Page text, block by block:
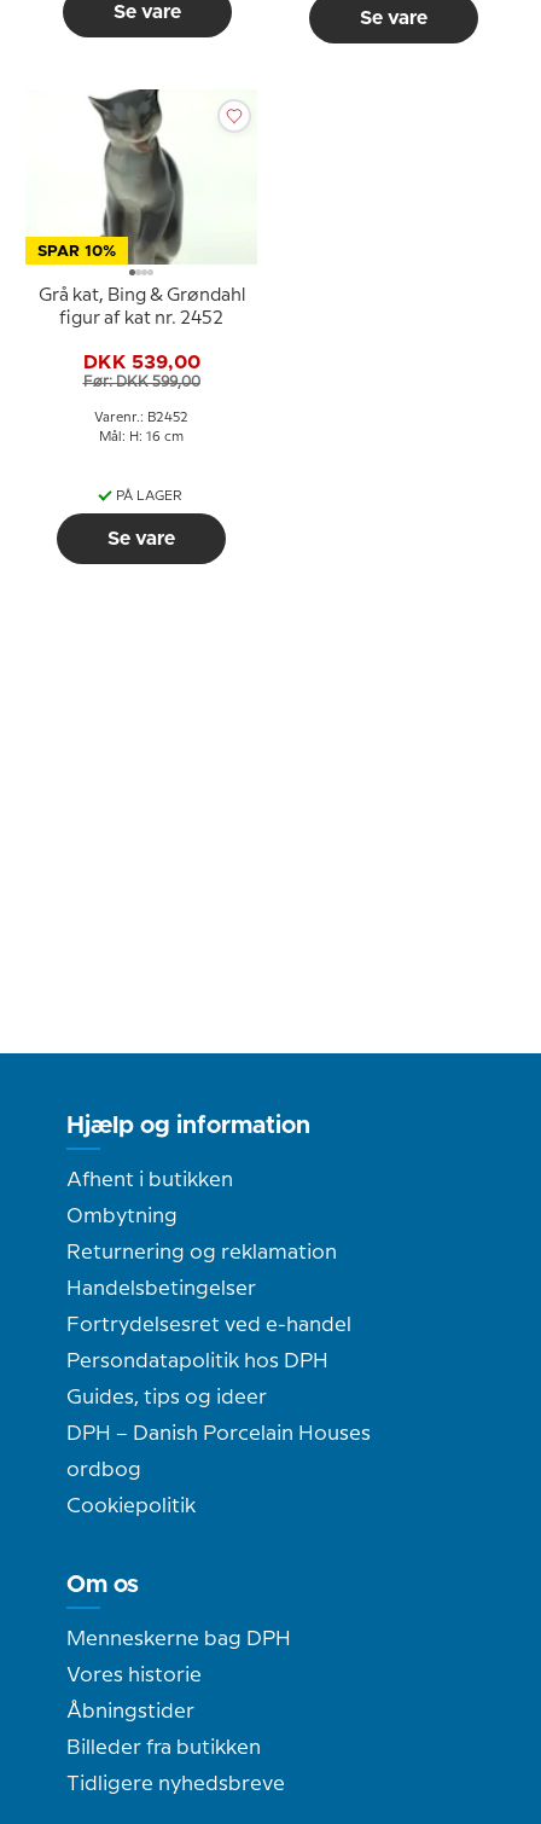
Se vare Se vare
SPAR 10%
Grå kat, Bing & Grøndahl
figur af kat nr. 2452
DKK 539,00
Før: DKK 599,00
Varenr.: B2452
Mål: H: 16 cm
PÅ LAGER
Se vare
Hjælp og information
Afhent i butikken
Ombytning
Returnering og reklamation
Handelsbetingelser
Fortrydelsesret ved e-handel
Persondatapolitik hos DPH
Guides, tips og ideer
DPH – Danish Porcelain Houses
ordbog
Cookiepolitik
Om os
Menneskerne bag DPH
Vores historie
Åbningstider
Billeder fra butikken
Tidligere nyhedsbreve